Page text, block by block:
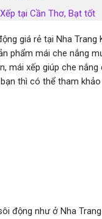
tại Cần Thơ, Bạt tốt
giá rẻ tại Nha
phẩm mái che nắng
mái xếp giúp che
thì có thể tham
động như ở Nha